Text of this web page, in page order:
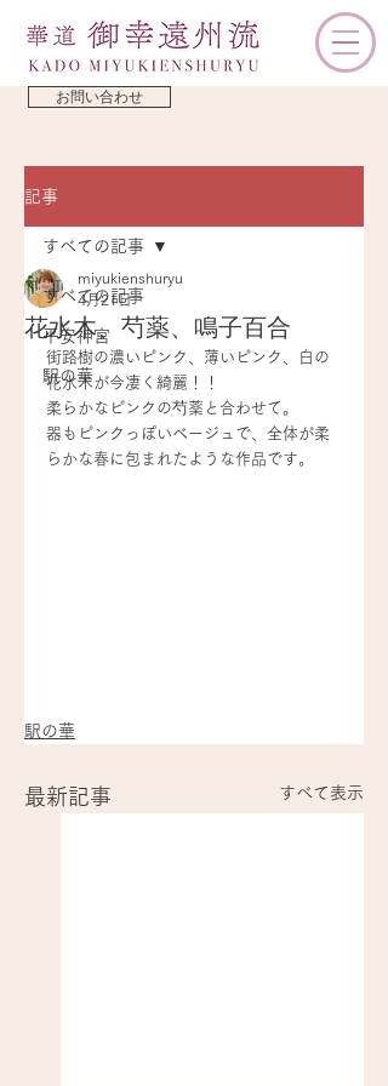
お問い合わせ
記事
すべての記事
平安神宮
駅の華
すべての記事
花水木、芍薬、鳴子百合
miyukienshuryu
4月21日
街路樹の濃いピンク、薄いピンク、白の
花水木が今凄く綺麗！！
柔らかなピンクの芍薬と合わせて。
器もピンクっぽいベージュで、全体が柔
らかな春に包まれたような作品です。
駅の華
最新記事 すべて表示